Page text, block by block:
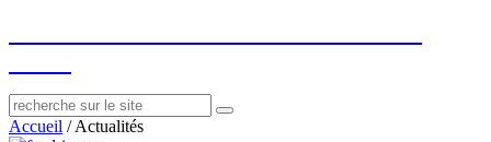
Accueil /Actualités